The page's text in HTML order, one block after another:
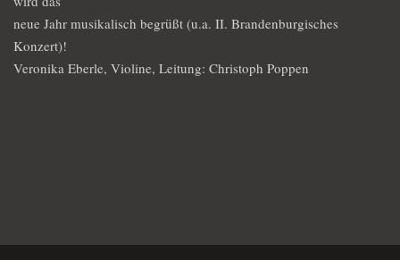
neue Jahr musikalisch begrüßt (u.a. II. Brandenburgisches
Konzert)!
Veronika Eberle, Violine, Leitung: Christoph Poppen